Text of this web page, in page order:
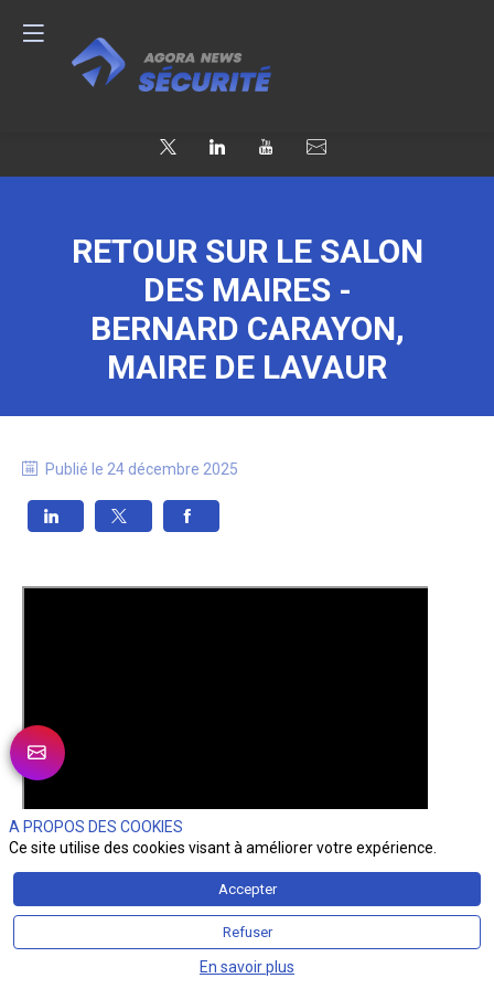
RETOUR SUR LE SALON
DES MAIRES -
BERNARD CARAYON,
MAIRE DE LAVAUR
Publié le 24 décembre 2025
A PROPOS DES COOKIES
Ce site utilise des cookies visant à améliorer votre expérience.
Accepter
Refuser
En savoir plus